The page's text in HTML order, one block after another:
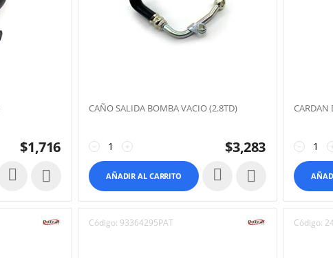
$1,716

CAÑO SALIDA BOMBA VACIO (2.8TD)
+
− $3,283
AÑADIR AL CARRITO 
CARDAN
+
−
Código: 93364295PAT Código: